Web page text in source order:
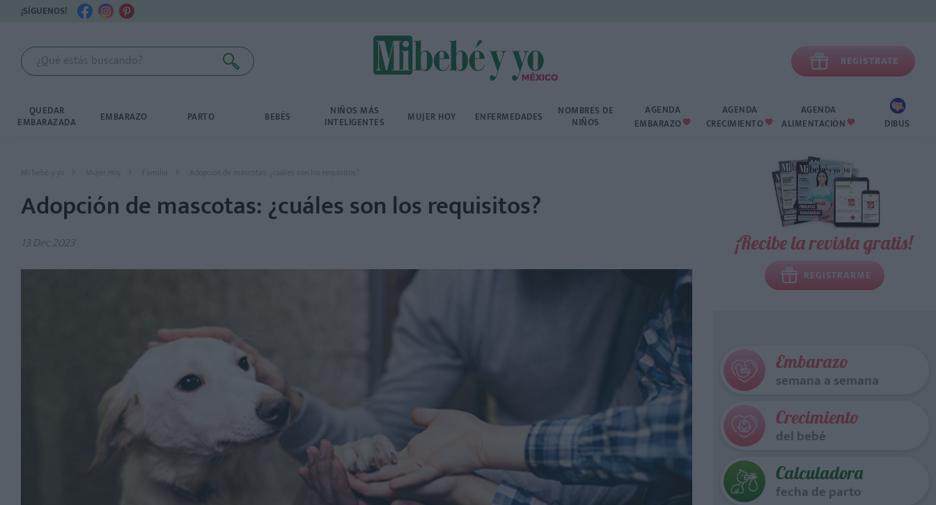
¡SÍGUENOS!
 REGÍSTRATE
QUEDAR
EMBARAZADA EMBARAZO PARTO BEBÉS NIÑOS MÁS
INTELIGENTES MUJER HOY ENFERMEDADES NOMBRES DE
NIÑOS
AGENDA
EMBARAZO 
AGENDA
CRECIMIENTO 
AGENDA
ALIMENTACIÓN  DIBUS
Mi bebé y yo Mujer Hoy Familia Adopción de mascotas: ¿cuáles son los requisitos?
Adopción de mascotas: ¿cuáles son los requisitos?
13 Dec 2023 ¡Recibe la revista gratis!
REGISTRARME
Embarazo
semana a semana
Crecimiento
del bebé
Calculadora
fecha de parto